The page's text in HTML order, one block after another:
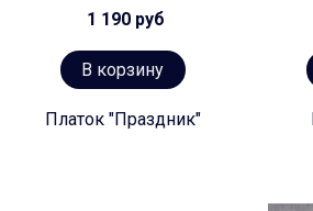
1 190 руб
В корзину
Платок "Праздник"